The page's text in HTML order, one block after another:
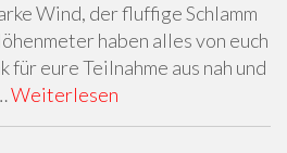
Wind, der fluffige Schlamm
haben alles von euch
eure Teilnahme aus nah und
Weiterlesen